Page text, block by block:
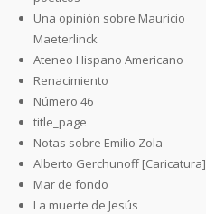
Una opinión sobre Mauricio
Maeterlinck
Ateneo Hispano Americano
Renacimiento
Número 46
title_page
Notas sobre Emilio Zola
Alberto Gerchunoff [Caricatura]
Mar de fondo
La muerte de Jesús